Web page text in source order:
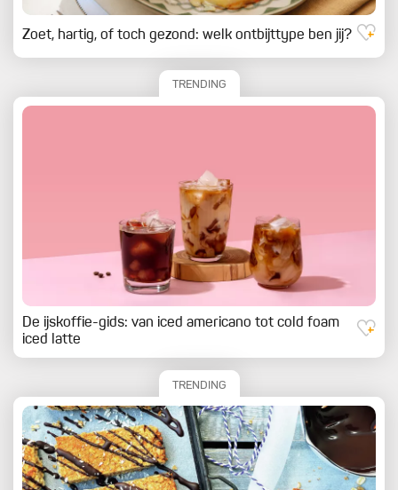
Zoet, hartig, of toch gezond: welk ontbijttype ben jij?
TRENDING
De ijskoffie-gids: van iced americano tot cold foam
iced latte
TRENDING